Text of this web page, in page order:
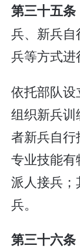
第三十五条
兵、新兵
兵等方式进
依托部队
组织新兵
者新兵自
专业技能
派人接兵
兵。
第三十六条